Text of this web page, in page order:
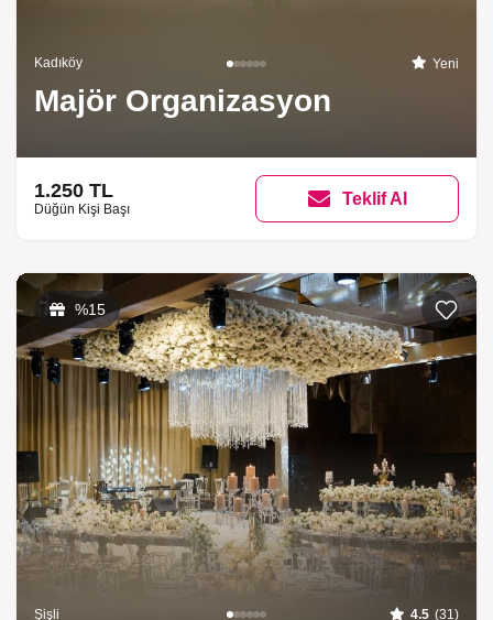
Kadıköy Yeni
Majör Organizasyon
1.250 TL
Düğün Kişi Başı
Teklif Al
%15
Şişli 4.5 (31)